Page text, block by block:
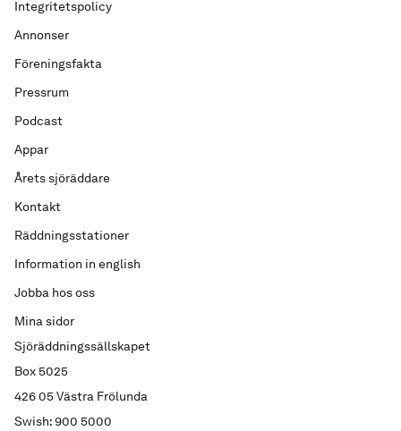
Sjöräddningssällskapet
Box 5025
426 05 Västra Frölunda
Swish: 900 5000
Integritetspolicy
Annonser
Föreningsfakta
Pressrum
Podcast
Appar
Årets sjöräddare
Kontakt
Räddningsstationer
Information in english
Jobba hos oss
Mina sidor